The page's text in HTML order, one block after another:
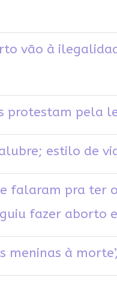
vão à
protestam pela
estilo de
falaram pra ter
fazer aborto
meninas à